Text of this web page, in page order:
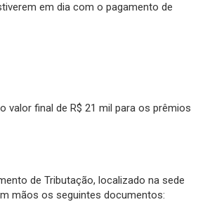
em dia com o pagamento de
valor final de R$ 21 mil para os prêmios
de Tributação, localizado na sede
mãos os seguintes documentos: